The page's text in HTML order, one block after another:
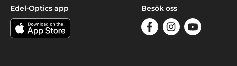
Edel-Optics app Besök oss